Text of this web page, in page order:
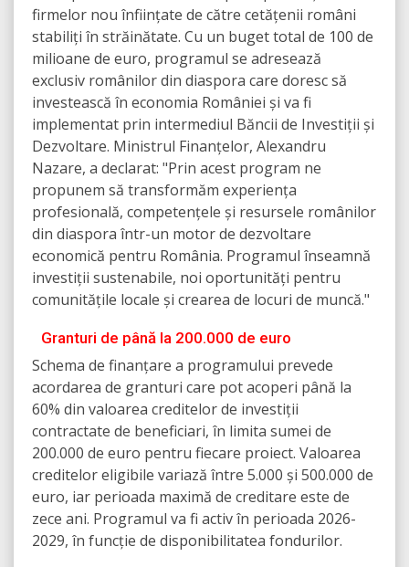
firmelor nou înființate de către cetățenii români
stabiliți în străinătate. Cu un buget total de 100 de
milioane de euro, programul se adresează
exclusiv românilor din diaspora care doresc să
investească în economia României și va fi
implementat prin intermediul Băncii de Investiții și
Dezvoltare. Ministrul Finanțelor, Alexandru
Nazare, a declarat: "Prin acest program ne
propunem să transformăm experiența
profesională, competențele și resursele românilor
din diaspora într-un motor de dezvoltare
economică pentru România. Programul înseamnă
investiții sustenabile, noi oportunități pentru
comunitățile locale și crearea de locuri de muncă."
Granturi de până la 200.000 de euro
Schema de finanțare a programului prevede
acordarea de granturi care pot acoperi până la
60% din valoarea creditelor de investiții
contractate de beneficiari, în limita sumei de
200.000 de euro pentru fiecare proiect. Valoarea
creditelor eligibile variază între 5.000 și 500.000 de
euro, iar perioada maximă de creditare este de
zece ani. Programul va fi activ în perioada 2026-
2029, în funcție de disponibilitatea fondurilor.